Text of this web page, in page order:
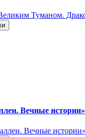
Вечные истории»